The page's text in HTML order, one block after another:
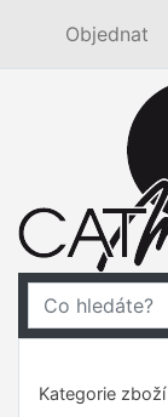
Objednat
Kategorie zboží